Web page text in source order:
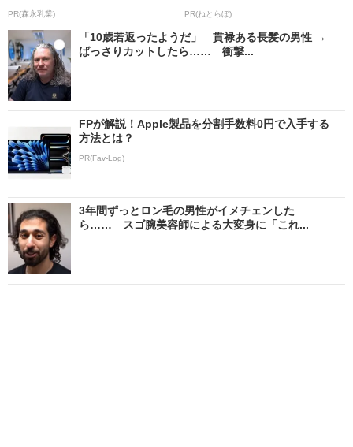
PR(森永乳業) PR(ねとらぼ)
「10歳若返ったようだ」 貫禄ある長髪の男性 →
ばっさりカットしたら…… 衝撃...
FPが解説！Apple製品を分割手数料0円で入手する
方法とは？
PR(Fav-Log)
3年間ずっとロン毛の男性がイメチェンした
ら…… スゴ腕美容師による大変身に「これ...